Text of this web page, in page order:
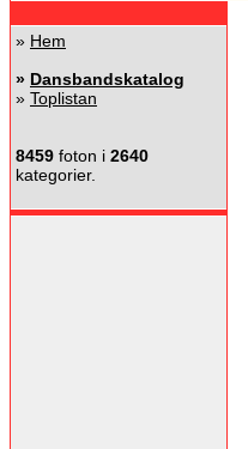
» Hem
» Dansbandskatalog
» Toplistan
8459 foton i 2640
kategorier.